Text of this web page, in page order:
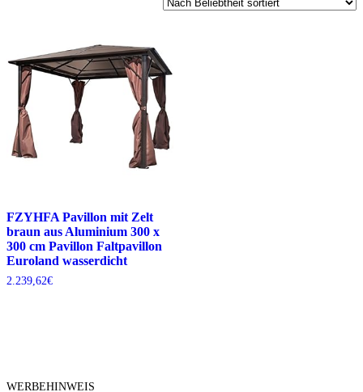
FZYHFA Pavillon mit Zelt
braun aus Aluminium 300 x
300 cm Pavillon Faltpavillon
Euroland wasserdicht
2.239,62€
WERBEHINWEIS